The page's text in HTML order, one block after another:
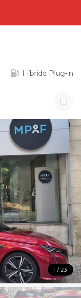
Híbrido Plug-in
1 / 23